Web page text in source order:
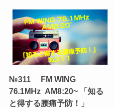
№311 FM WING
76.1MHz AM8:20~ 「知る
と得する腰痛予防！」